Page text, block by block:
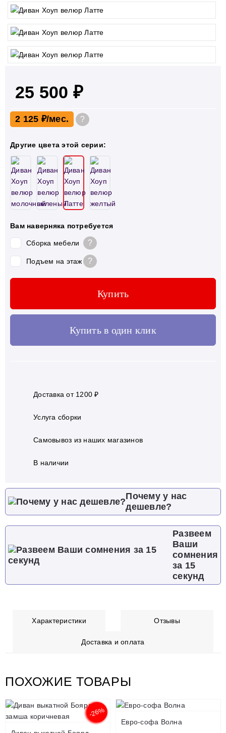
25 500 ₽
2 125 ₽ ?
Другие цвета этой серии:
Вам наверняка потребуется
Сборка мебели ?
Подъем на этаж ?
Купить
Купить в один клик
Доставка от 1200 ₽
Услуга сборки
Самовывоз из наших магазинов
В наличии
Почему у нас
дешевле?
Развеем
Ваши
сомнения
за 15
секунд
Характеристики Отзывы
Доставка и оплата
ПОХОЖИЕ ТОВАРЫ
-26%
Евро-софа Волна